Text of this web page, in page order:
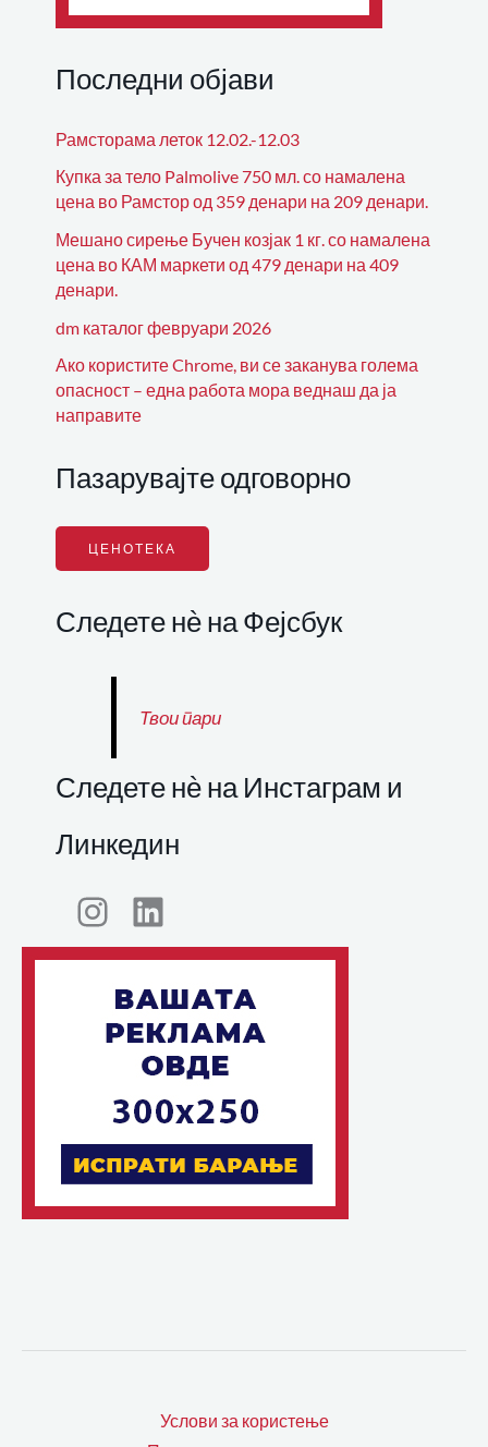
Последни објави
Рамсторама леток 12.02.-12.03
Купка за тело Palmolive 750 мл. со намалена
цена во Рамстор од 359 денари на 209 денари.
Мешано сирење Бучен козјак 1 кг. со намалена
цена во КАМ маркети од 479 денари на 409
денари.
dm каталог февруари 2026
Ако користите Chrome, ви се заканува голема
опасност – една работа мора веднаш да ја
направите
Пазарувајте одговорно
ЦЕНОТЕКА
Следете нѐ на Фејсбук
Твои пари
Следете нѐ на Инстаграм и
Линкедин
Услови за користење